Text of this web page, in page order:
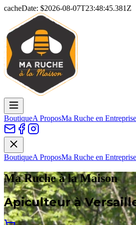
cacheDate: $2026-08-07T23:48:45.381Z
BoutiqueA ProposMa Ruche en Entreprise
BoutiqueA ProposMa Ruche en Entreprise
Ma Ruche à la Maison
Apiculteur à